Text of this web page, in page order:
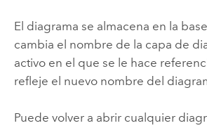
El diagrama se almacena en la
cambia el nombre de la capa de
activo en el que se le hace
refleje el nuevo nombre del
Puede volver a abrir cualquier